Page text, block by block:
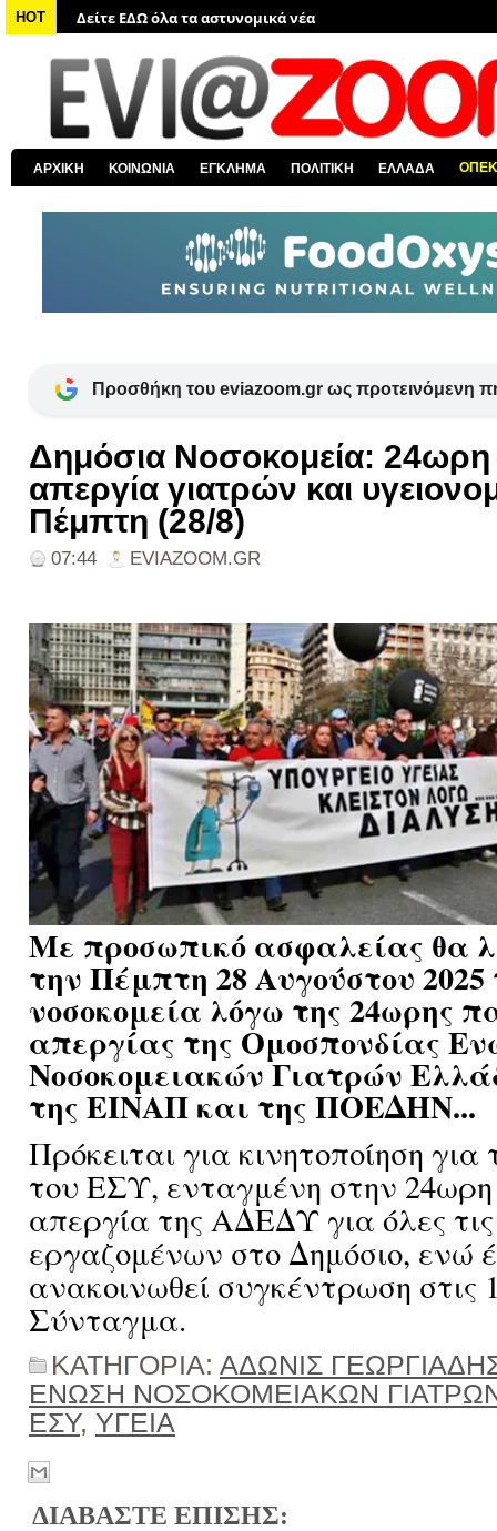
HOT
Δείτε ΕΔΩ όλα τα νέα από τον κόσμο
Δείτε ΕΔΩ όλα τα νέα για την Χαλκίδα και όλη την Εύβοια
Δείτε ΕΔΩ όλες τις ειδήσεις από την Ελλάδα
Δείτε ΕΔΩ όλα τα πολιτικά νέα
Δείτε ΕΔΩ τις αποκαλύψεις του EviaZoom.gr
Δείτε ΕΔΩ όλα τα αστυνομικά νέα
ΑΡΧΙΚΗ ΚΟΙΝΩΝΙΑ ΕΓΚΛΗΜΑ ΠΟΛΙΤΙΚΗ ΕΛΛΑΔΑ
Προσθήκη του eviazoom.gr ως προτεινόμενη
Δημόσια Νοσοκομεία: 24ωρη
απεργία γιατρών και
Πέμπτη (28/8)
07:44 EVIAZOOM.GR
Με προσωπικό ασφαλείας θα
την Πέμπτη 28 Αυγούστου
νοσοκομεία λόγω της 24ωρης
απεργίας της Ομοσπονδίας
Νοσοκομειακών Γιατρών
της ΕΙΝΑΠ και της ΠΟΕΔΗΝ...
Πρόκειται για κινητοποίηση για
του ΕΣΥ, ενταγμένη στην
απεργία της ΑΔΕΔΥ για όλες τις
εργαζομένων στο Δημόσιο, ενώ
ανακοινωθεί συγκέντρωση στις
Σύνταγμα.
ΚΑΤΗΓΟΡΙΑ: ΑΔΩΝΙΣ
ΕΝΩΣΗ ΝΟΣΟΚΟΜΕΙΑΚΩΝ
ΕΣΥ, ΥΓΕΙΑ
ΔΙΑΒΑΣΤΕ ΕΠΙΣΗΣ: